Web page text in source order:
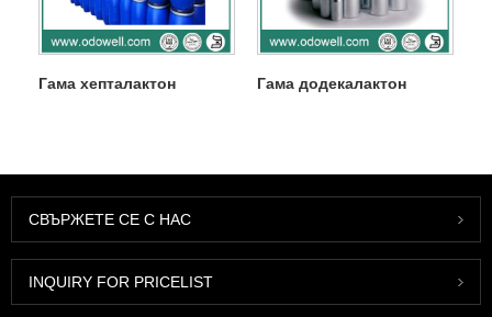
Гама хепталактон Гама додекалактон
СВЪРЖЕТЕ СЕ С НАС
INQUIRY FOR PRICELIST